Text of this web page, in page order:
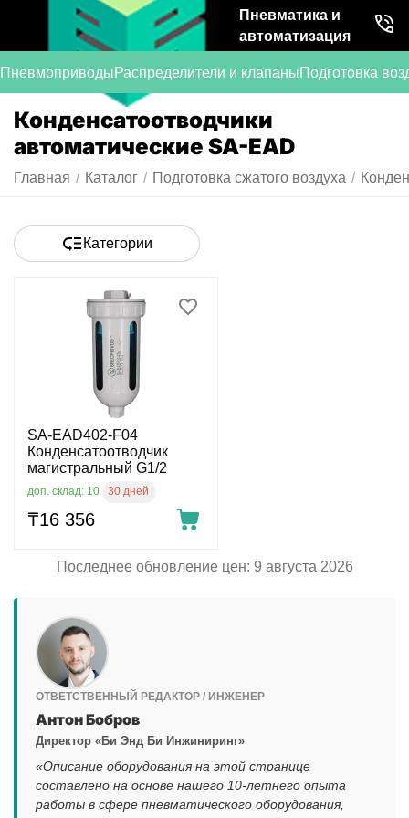
Пневматика и
автоматизация
ПневмоприводыРаспределители и клапаныПодготовка
Конденсатоотводчики
автоматические SA-EAD
Главная / Каталог / Подготовка сжатого воздуха /
Категории
SA-EAD402-F04
Конденсатоотводчик
магистральный G1/2
доп. склад: 10 30 дней
₸16 356
Последнее обновление цен: 9 августа 2026
ОТВЕТСТВЕННЫЙ РЕДАКТОР / ИНЖЕНЕР
Антон Бобров
Директор «Би Энд Би Инжиниринг»
«Описание оборудования на этой странице
составлено на основе нашего 10-летнего опыта
работы в сфере пневматического оборудования,